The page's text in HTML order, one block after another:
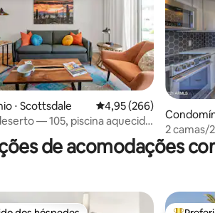
de 5, 166 avaliações
⋅ Scottsdale 4,95 de uma avaliação
4,95 (266)
— 105, piscina aquecida,
2 camas/
Vista
de acomodações